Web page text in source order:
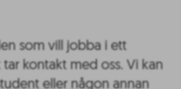
som vill jobba i ett
kontakt med oss. Vi kan
eller någon annan